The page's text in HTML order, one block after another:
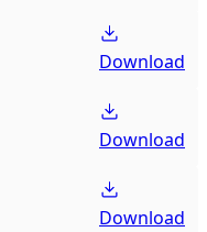
Download
Download
Download